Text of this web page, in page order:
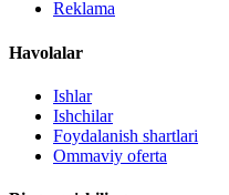
Reklama
Havolalar
Ishlar
Ishchilar
Foydalanish shartlari
Ommaviy oferta